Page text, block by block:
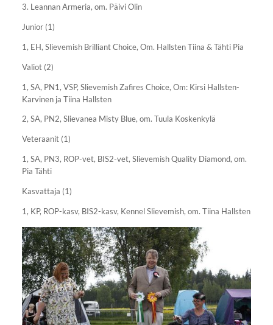
3. Leannan Armeria, om. Päivi Olin
Junior (1)
1, EH, Slievemish Brilliant Choice, Om. Hallsten Tiina & Tähti Pia
Valiot (2)
1, SA, PN1, VSP, Slievemish Zafires Choice, Om: Kirsi Hallsten-
Karvinen ja Tiina Hallsten
2, SA, PN2, Slievanea Misty Blue, om. Tuula Koskenkylä
Veteraanit (1)
1, SA, PN3, ROP-vet, BIS2-vet, Slievemish Quality Diamond, om.
Pia Tähti
Kasvattaja (1)
1, KP, ROP-kasv, BIS2-kasv, Kennel Slievemish, om. Tiina Hallsten